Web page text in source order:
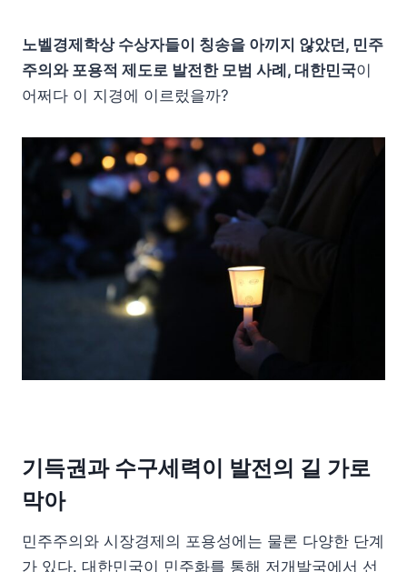
노벨경제학상 수상자들이 칭송을 아끼지 않았던, 민주
주의와 포용적 제도로 발전한 모범 사례, 대한민국이
어쩌다 이 지경에 이르렀을까?
기득권과 수구세력이 발전의 길 가로
막아
민주주의와 시장경제의 포용성에는 물론 다양한 단계
가 있다. 대한민국이 민주화를 통해 저개발국에서 선